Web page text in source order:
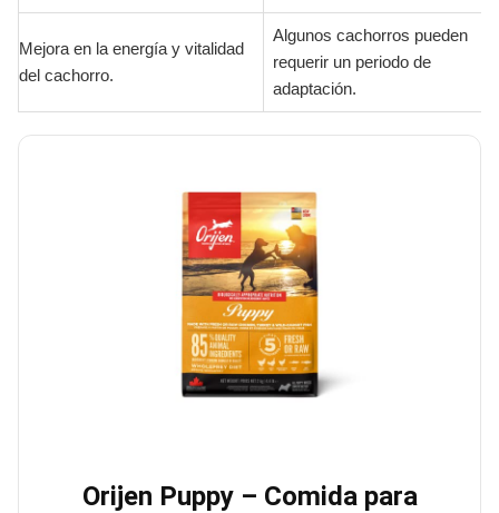
Mejora en la energía y vitalidad
del cachorro.
Algunos cachorros pueden
requerir un periodo de
adaptación.
Orijen Puppy – Comida para